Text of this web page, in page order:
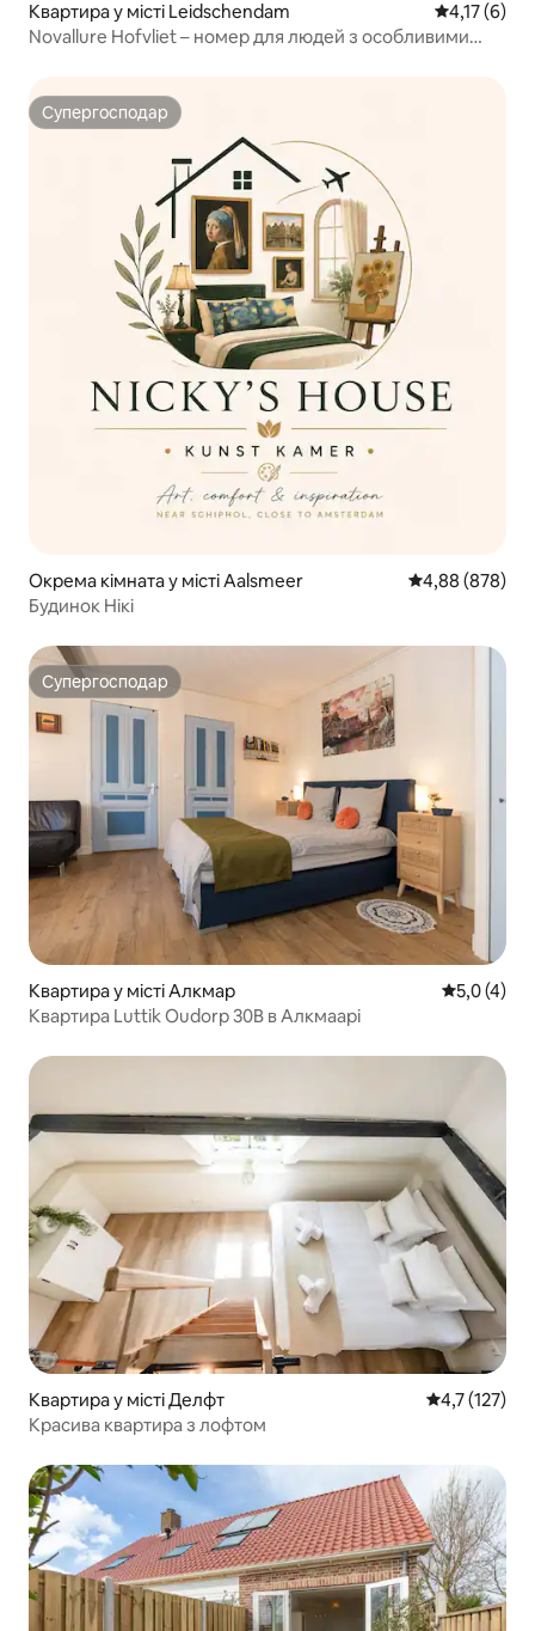
Квартира у місті Leidschendam Середня
4,17 (6)
Novallure Hofvliet – номер для людей з особливими
Супергосподар
Супергосподар
Окрема кімната у місті Aalsmeer Середня
4,88 (878)
Будинок Нікі
Супергосподар
Супергосподар
Квартира у місті Алкмар Середня
5,0 (4)
Квартира Luttik Oudorp 30B в Алкмаарі
Квартира у місті Делфт Середня
4,7 (127)
Красива квартира з лофтом